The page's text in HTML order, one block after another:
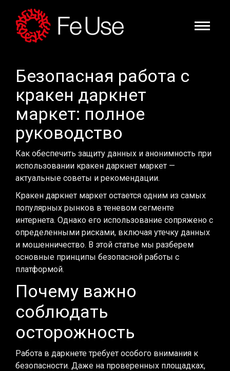
Безопасная работа с
кракен даркнет
маркет: полное
руководство
Как обеспечить защиту данных и анонимность при
использовании кракен даркнет маркет —
актуальные советы и рекомендации.
Кракен даркнет маркет остается одним из самых
популярных рынков в теневом сегменте
интернета. Однако его использование сопряжено с
определенными рисками, включая утечку данных
и мошенничество. В этой статье мы разберем
основные принципы безопасной работы с
платформой.
Почему важно
соблюдать
осторожность
Работа в даркнете требует особого внимания к
безопасности. Даже на проверенных площадках,